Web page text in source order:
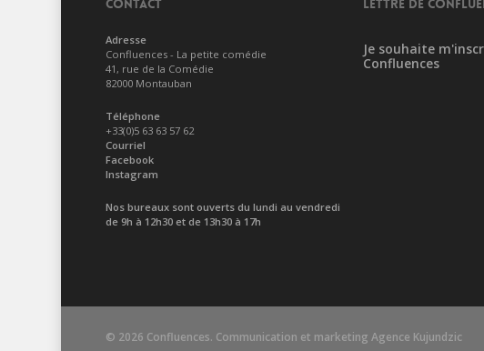
CONTACT
Adresse
Confluences - La petite comédie
41, rue de la Comédie
82000 Montauban
Téléphone
+33(0)5 63 63 57 62
Courriel
Facebook
Instagram
Nos bureaux sont ouverts du lundi au vendredi
de 9h à 12h30 et de 13h30 à 17h
LETTRE DE
Je souhaite
Confluences
© 2026 Confluences. Communication et marketing Agence Kujundzic